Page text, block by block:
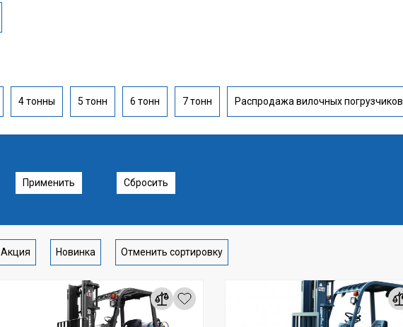
4 тонны 5 тонн 6 тонн 7 тонн Распродажа вилочных погрузчиков
Применить Сбросить
Акция Новинка Отменить сортировку